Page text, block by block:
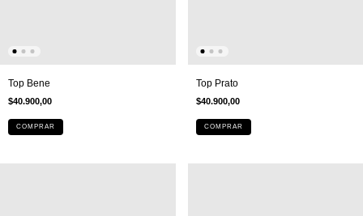
Top Bene
$40.900,00
COMPRAR
Top Prato
$40.900,00
COMPRAR